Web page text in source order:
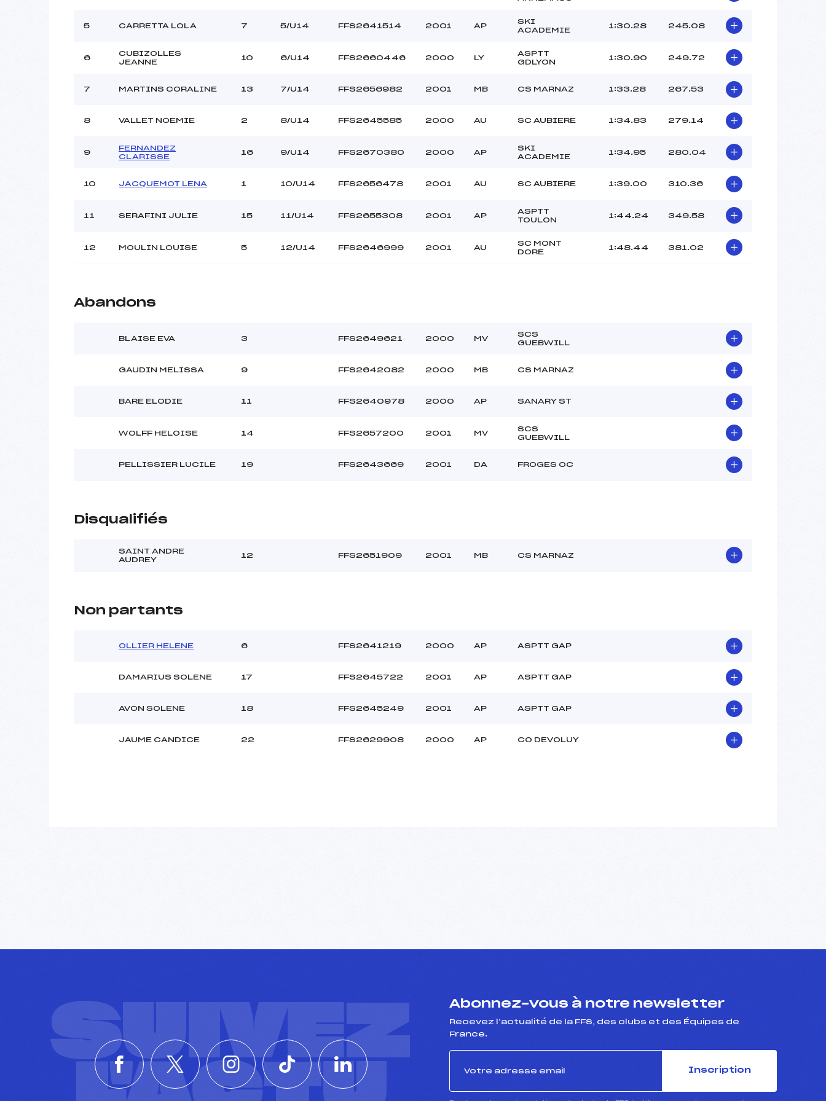
Météo :
NEIGEUX,BROUILLARD
BRUNO MARIE (AP)
Température départ :
-4
Pénalité appliquée :
189.2300
5 CARRETTA LOLA 7 5/U14 FFS2641514 2001 AP
SKI
ACADEMIE
1:30.28 245.08
6
CUBIZOLLES
JEANNE
10 6/U14 FFS2660446 2000 LY
ASPTT
GDLYON
1:30.90 249.72
7 MARTINS CORALINE 13 7/U14 FFS2656982 2001 MB CS MARNAZ 1:33.28 267.53
8 VALLET NOEMIE 2 8/U14 FFS2645585 2000 AU SC AUBIERE 1:34.83 279.14
9
FERNANDEZ
CLARISSE
16 9/U14 FFS2670380 2000 AP
SKI
ACADEMIE
1:34.95 280.04
10 JACQUEMOT LENA 1 10/U14 FFS2656478 2001 AU SC AUBIERE 1:39.00 310.36
11 SERAFINI JULIE 15 11/U14 FFS2655308 2001 AP
ASPTT
TOULON
1:44.24 349.58
12 MOULIN LOUISE 5 12/U14 FFS2646999 2001 AU
SC MONT
DORE
1:48.44 381.02
Abandons
BLAISE EVA 3 FFS2649621 2000 MV
SCS
GUEBWILL
GAUDIN MELISSA 9 FFS2642082 2000 MB CS MARNAZ
BARE ELODIE 11 FFS2640978 2000 AP SANARY ST
WOLFF HELOISE 14 FFS2657200 2001 MV
SCS
GUEBWILL
PELLISSIER LUCILE 19 FFS2643669 2001 DA FROGES OC
Disqualifiés
SAINT ANDRE
AUDREY
12 FFS2651909 2001 MB CS MARNAZ
Non partants
OLLIER HELENE 6 FFS2641219 2000 AP ASPTT GAP
DAMARIUS SOLENE 17 FFS2645722 2001 AP ASPTT GAP
AVON SOLENE 18 FFS2645249 2001 AP ASPTT GAP
JAUME CANDICE 22 FFS2629908 2000 AP CO DEVOLUY
SUIVEZ Abonnez-vous à notre newsletter
Recevez l’actualité de la FFS, des clubs et des Équipes de
France.
Inscription